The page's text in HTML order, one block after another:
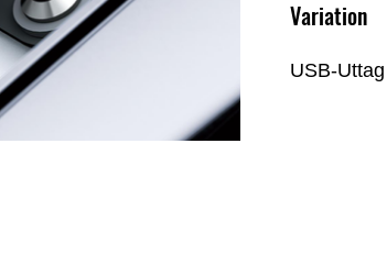
Variation
USB-Uttag